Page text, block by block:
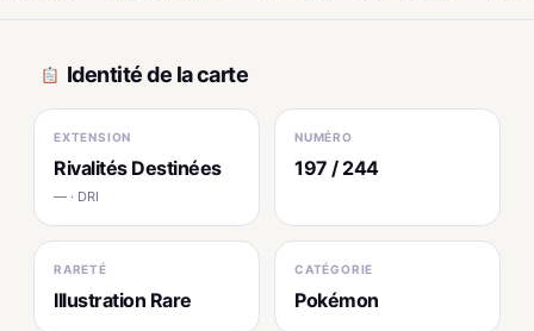
Identité de la carte
EXTENSION
Rivalités Destinées
— · DRI
NUMÉRO
197 / 244
RARETÉ
Illustration Rare
CATÉGORIE
Pokémon